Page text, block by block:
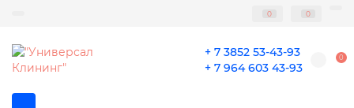
0 0
+ 7 3852 53-43-93
+ 7 964 603 43-93
0